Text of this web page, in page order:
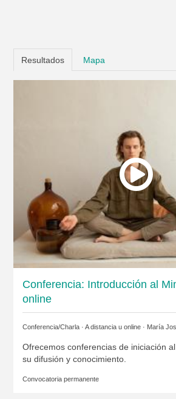
Resultados Mapa
Conferencia: Introducción al
online
Conferencia/Charla · A distancia u online · María
Ofrecemos conferencias de iniciación
su difusión y conocimiento.
Convocatoria permanente